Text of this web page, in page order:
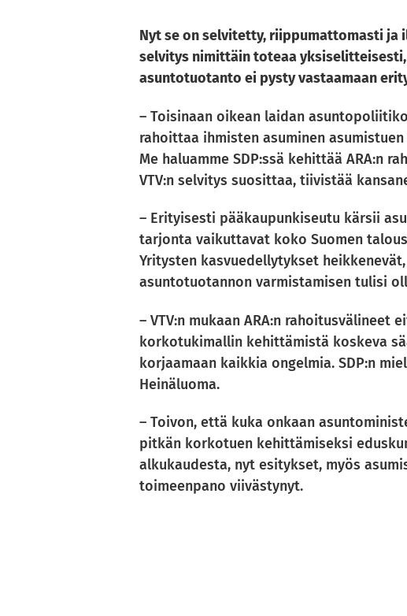
Nyt se on selvitetty, riippumattomasti ja
selvitys nimittäin toteaa
asuntotuotanto ei pysty vastaamaan
– Toisinaan oikean laidan
rahoittaa ihmisten asuminen
Me haluamme SDP:ssä kehittää ARA:n
VTV:n selvitys suosittaa, tiivistää
– Erityisesti pääkaupunkiseutu kärsii
tarjonta vaikuttavat koko Suomen
Yritysten kasvuedellytykset
asuntotuotannon varmistamisen tulisi
– VTV:n mukaan ARA:n rahoitusvälineet
korkotukimallin kehittämistä koskeva
korjaamaan kaikkia ongelmia. SDP:n
Heinäluoma.
– Toivon, että kuka onkaan
pitkän korkotuen kehittämiseksi
alkukaudesta, nyt esitykset, myös
toimeenpano viivästynyt.